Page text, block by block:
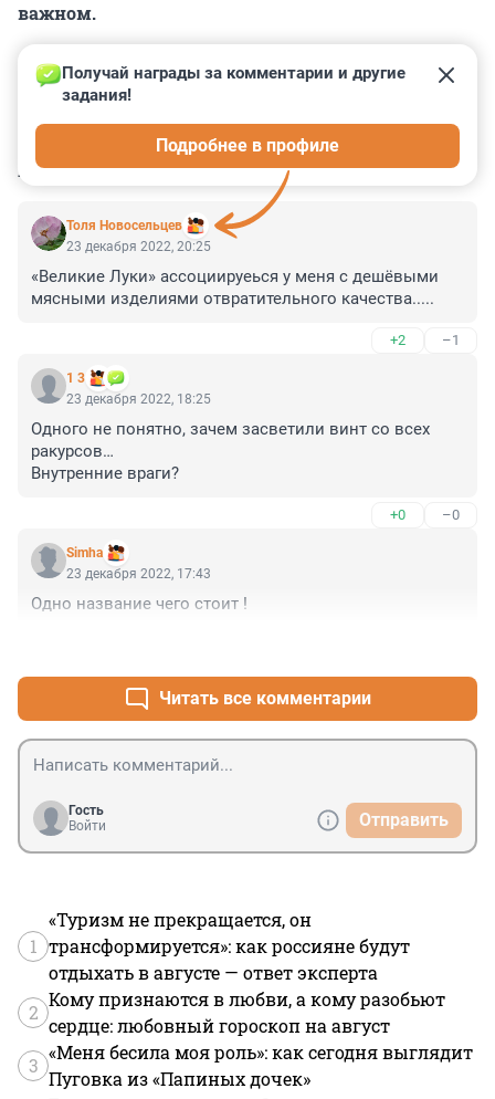
важном.
КОММЕНТАРИИ 8
Толя Новосельцев
Получай награды за комментарии и другие
задания!
Подробнее в профиле
23 декабря 2022, 20:25
«Великие Луки» ассоциируеься у меня с дешёвыми
мясными изделиями отвратительного качества.....
+2 –1
1 3
23 декабря 2022, 18:25
Одного не понятно, зачем засветили винт со всех
ракурсов…
Внутренние враги?
+0 –0
Simha
23 декабря 2022, 17:43
Одно название чего стоит !
Читать все комментарии
Гость
Войти
Отправить
1
«Туризм не прекращается, он
трансформируется»: как россияне будут
отдыхать в августе — ответ эксперта
2
Кому признаются в любви, а кому разобьют
сердце: любовный гороскоп на август
3
«Меня бесила моя роль»: как сегодня выглядит
Пуговка из «Папиных дочек»